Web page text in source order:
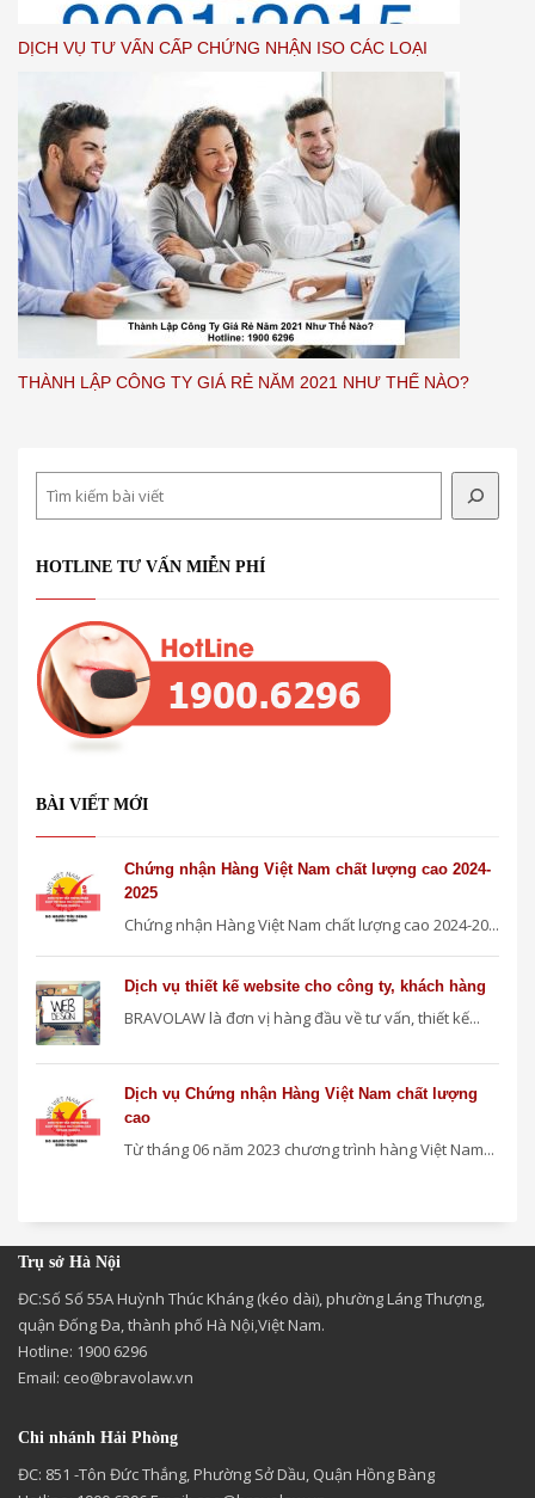
DỊCH VỤ TƯ VẤN CẤP CHỨNG NHẬN ISO CÁC LOẠI
THÀNH LẬP CÔNG TY GIÁ RẺ NĂM 2021 NHƯ THẾ NÀO?
HOTLINE TƯ VẤN MIỄN PHÍ
BÀI VIẾT MỚI
Chứng nhận Hàng Việt Nam chất lượng cao 2024-
2025
Chứng nhận Hàng Việt Nam chất lượng cao 2024-20...
Dịch vụ thiết kế website cho công ty, khách hàng
BRAVOLAW là đơn vị hàng đầu về tư vấn, thiết kế...
Dịch vụ Chứng nhận Hàng Việt Nam chất lượng
cao
Từ tháng 06 năm 2023 chương trình hàng Việt Nam...
Trụ sở Hà Nội
ĐC:Số Số 55A Huỳnh Thúc Kháng (kéo dài), phường Láng Thượng,
quận Đống Đa, thành phố Hà Nội,Việt Nam.
Hotline: 1900 6296
Email: ceo@bravolaw.vn
Chi nhánh Hải Phòng
ĐC: 851 -Tôn Đức Thắng, Phường Sở Dầu, Quận Hồng Bàng